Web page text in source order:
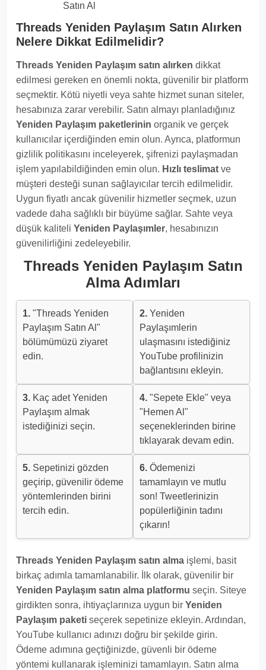
Threads Yeniden Paylaşım Satın Alırken
Nelere Dikkat Edilmelidir?
Threads Yeniden Paylaşım satın alırken dikkat
edilmesi gereken en önemli nokta, güvenilir bir platform
seçmektir. Kötü niyetli veya sahte hizmet sunan siteler,
hesabınıza zarar verebilir. Satın almayı planladığınız
Yeniden Paylaşım paketlerinin organik ve gerçek
kullanıcılar içerdiğinden emin olun. Ayrıca, platformun
gizlilik politikasını inceleyerek, şifrenizi paylaşmadan
işlem yapılabildiğinden emin olun. Hızlı teslimat ve
müşteri desteği sunan sağlayıcılar tercih edilmelidir.
Uygun fiyatlı ancak güvenilir hizmetler seçmek, uzun
vadede daha sağlıklı bir büyüme sağlar. Sahte veya
düşük kaliteli Yeniden Paylaşımler, hesabınızın
güvenilirliğini zedeleyebilir.
Threads Yeniden Paylaşım Satın
Alma Adımları
1. "Threads Yeniden
Paylaşım Satın Al"
bölümümüzü ziyaret
edin.
2. Yeniden
Paylaşımlerin
ulaşmasını istediğiniz
YouTube profilinizin
bağlantısını ekleyin.
3. Kaç adet Yeniden
Paylaşım almak
istediğinizi seçin.
4. "Sepete Ekle" veya
"Hemen Al"
seçeneklerinden birine
tıklayarak devam edin.
5. Sepetinizi gözden
geçirip, güvenilir ödeme
yöntemlerinden birini
tercih edin.
6. Ödemenizi
tamamlayın ve mutlu
son! Tweetlerinizin
popülerliğinin tadını
çıkarın!
Threads Yeniden Paylaşım satın alma işlemi, basit
birkaç adımla tamamlanabilir. İlk olarak, güvenilir bir
Yeniden Paylaşım satın alma platformu seçin. Siteye
girdikten sonra, ihtiyaçlarınıza uygun bir Yeniden
Paylaşım paketi seçerek sepetinize ekleyin. Ardından,
YouTube kullanıcı adınızı doğru bir şekilde girin.
Ödeme adımına geçtiğinizde, güvenli bir ödeme
yöntemi kullanarak işleminizi tamamlayın. Satın alma